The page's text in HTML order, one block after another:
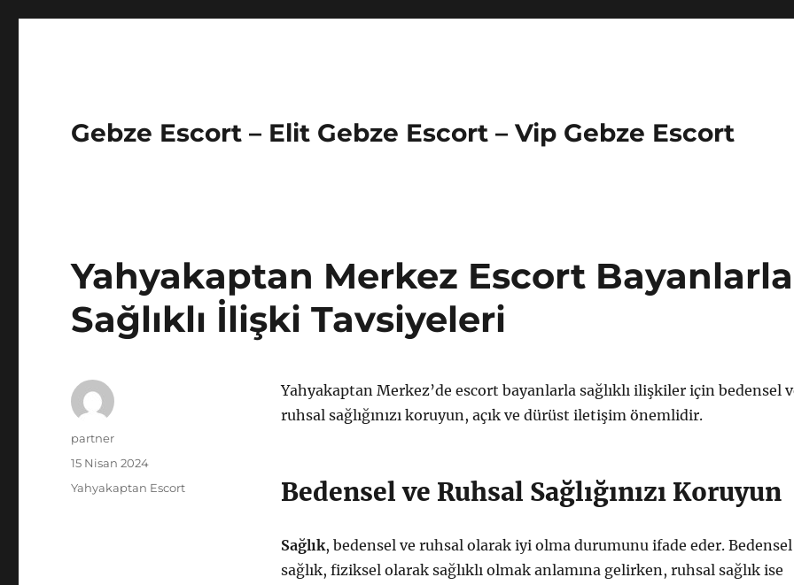
Gebze Escort – Elit Gebze Escort – Vip Gebze Escort
Yahyakaptan Merkez Escort Bayanlarla
Sağlıklı İlişki Tavsiyeleri
Yahyakaptan Merkez’de escort bayanlarla sağlıklı ilişkiler için bedensel
ruhsal sağlığınızı koruyun, açık ve dürüst iletişim önemlidir.
Bedensel ve Ruhsal Sağlığınızı Koruyun
Sağlık, bedensel ve ruhsal olarak iyi olma durumunu ifade eder. Bedensel
sağlık, fiziksel olarak sağlıklı olmak anlamına gelirken, ruhsal sağlık ise
Yazar
partner
Yayın
tarihi
15 Nisan 2024
Kategoriler
Yahyakaptan Escort